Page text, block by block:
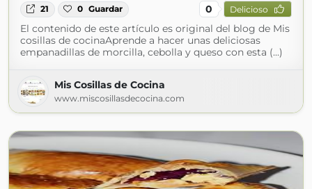
21 0 Guardar 0 Delicioso
El contenido de este artículo es original del blog de Mis
cosillas de cocinaAprende a hacer unas deliciosas
empanadillas de morcilla, cebolla y queso con esta (...)
Mis Cosillas de Cocina
www.miscosillasdecocina.com